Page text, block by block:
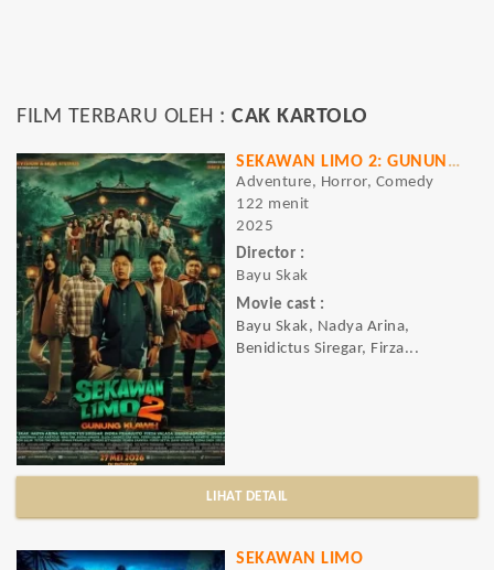
FILM TERBARU OLEH : CAK KARTOLO
SEKAWAN LIMO 2: GUNUNG KLAWIH
Adventure, Horror, Comedy
122 menit
2025
Director :
Bayu Skak
Movie cast :
Bayu Skak, Nadya Arina,
Benidictus Siregar, Firza...
LIHAT DETAIL
SEKAWAN LIMO